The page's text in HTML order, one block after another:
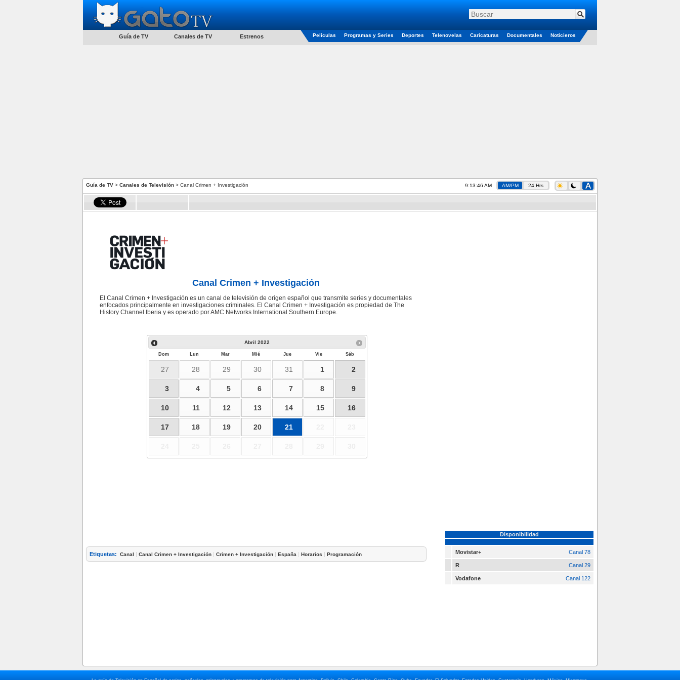
Guía de TV Canales de TV Estrenos Películas Programas y Series Deportes Telenovelas Caricaturas Documentales Noticieros
Guía de TV > Canales de Televisión > Canal Crimen + Investigación 9:13:46 AM AM/PM 24 Hrs
Canal Crimen + Investigación
El Canal Crimen + Investigación es un canal de televisión de origen español que transmite series y documentales
enfocados principalmente en investigaciones criminales. El Canal Crimen + Investigación es propiedad de The
History Channel Iberia y es operado por AMC Networks International Southern Europe.
Abril 2022
Dom Lun Mar Mié Jue Vie Sáb
27 28 29 30 31 1 2
3 4 5 6 7 8 9
10 11 12 13 14 15 16
17 18 19 20 21
Etiquetas: Canal | Canal Crimen + Investigación | Crimen + Investigación | España | Horarios | Programación
Disponibilidad
Movistar+ Canal 78
R Canal 29
Vodafone Canal 122